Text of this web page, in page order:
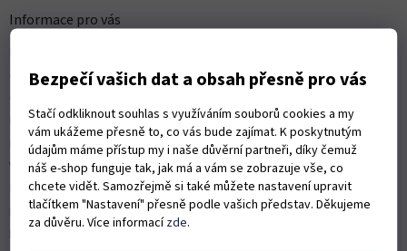
Bezpečí vašich dat a obsah přesně pro vás
Stačí odkliknout souhlas s využíváním souborů cookies a my
vám ukážeme přesně to, co vás bude zajímat. K poskytnutým
údajům máme přístup my i naše důvěrní partneři, díky čemuž
náš e-shop funguje tak, jak má a vám se zobrazuje vše, co
chcete vidět. Samozřejmě si také můžete nastavení upravit
tlačítkem "Nastavení" přesně podle vašich představ. Děkujeme
za důvěru. Více informacízde.
Informace pro vás
Obchodní podmínky
Možnosti dopravy
Platební možnosti
Vrácení zboží a reklamace
Nákup na splátky
ISO 9001:2015